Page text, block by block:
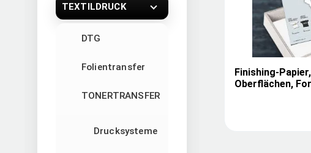
TEXTILDRUCK
DTG
Folientransfer
TONERTRANSFER
Drucksysteme
Finishing-
Oberflächen,